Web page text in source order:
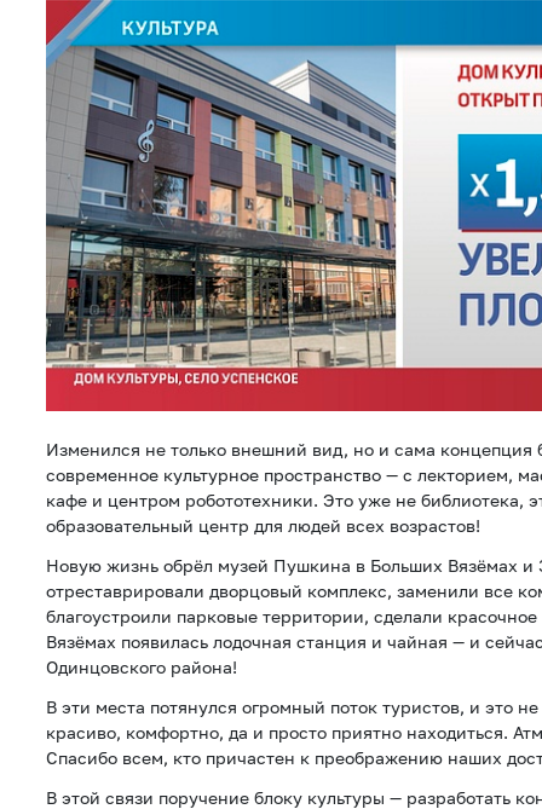
Изменился не только внешний вид, но и сама концепция
современное культурное пространство — с лекторием,
кафе и центром робототехники. Это уже не библиотека,
образовательный центр для людей всех возрастов!
Новую жизнь обрёл музей Пушкина в Больших Вязёмах и
отреставрировали дворцовый комплекс, заменили все
благоустроили парковые территории, сделали
Вязёмах появилась лодочная станция и чайная — и
Одинцовского района!
В эти места потянулся огромный поток туристов, и это
красиво, комфортно, да и просто приятно находиться.
Спасибо всем, кто причастен к преображению наших
В этой связи поручение блоку культуры — разработать